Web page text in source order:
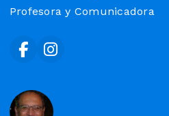
Profesora y Comunicadora